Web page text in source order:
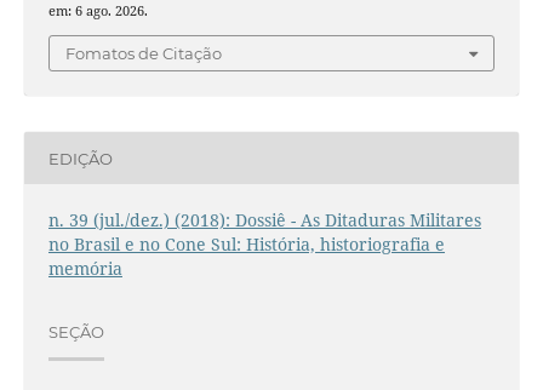
em: 6 ago. 2026.
Fomatos de Citação
EDIÇÃO
n. 39 (jul./dez.) (2018): Dossiê - As Ditaduras Militares
no Brasil e no Cone Sul: História, historiografia e
memória
SEÇÃO